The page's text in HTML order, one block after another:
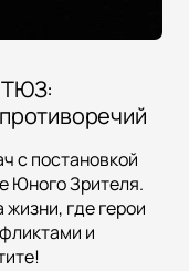
с постановкой
Юного Зрителя.
где герои
и